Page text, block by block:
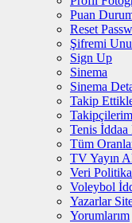
Puan
Reset
Şifremi
Sign Up
Sinema
Sinema
Takip
Takipçilerim
Tenis İddaa
Tüm
TV Yayın
Veri
Voleybol
Yazarlar
Yorumlarım